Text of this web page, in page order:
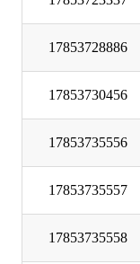
17853728886
17853730456
17853735556
17853735557
17853735558